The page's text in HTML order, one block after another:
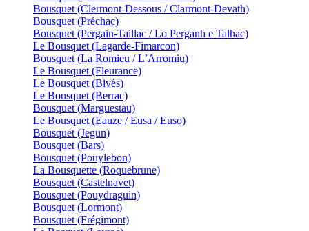
Bousquet (Clermont-Dessous / Clarmont-Devath)
Bousquet (Préchac)
Bousquet (Pergain-Taillac / Lo Perganh e Talhac)
Le Bousquet (Lagarde-Fimarcon)
Bousquet (La Romieu / L’Arromiu)
Le Bousquet (Fleurance)
Le Bousquet (Bivès)
Le Bousquet (Berrac)
Bousquet (Marguestau)
Le Bousquet (Eauze / Eusa / Euso)
Bousquet (Jegun)
Bousquet (Bars)
Bousquet (Pouylebon)
La Bousquette (Roquebrune)
Bousquet (Castelnavet)
Bousquet (Pouydraguin)
Bousquet (Lormont)
Bousquet (Frégimont)